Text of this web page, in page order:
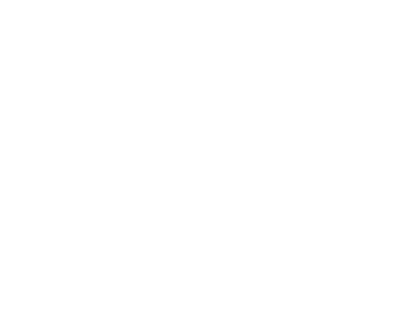
астропсихолог-консультант,
о том, в чем состоит Ваше
способы оздоровления
интересующим Вас темам. Для того,
желательно. Известный